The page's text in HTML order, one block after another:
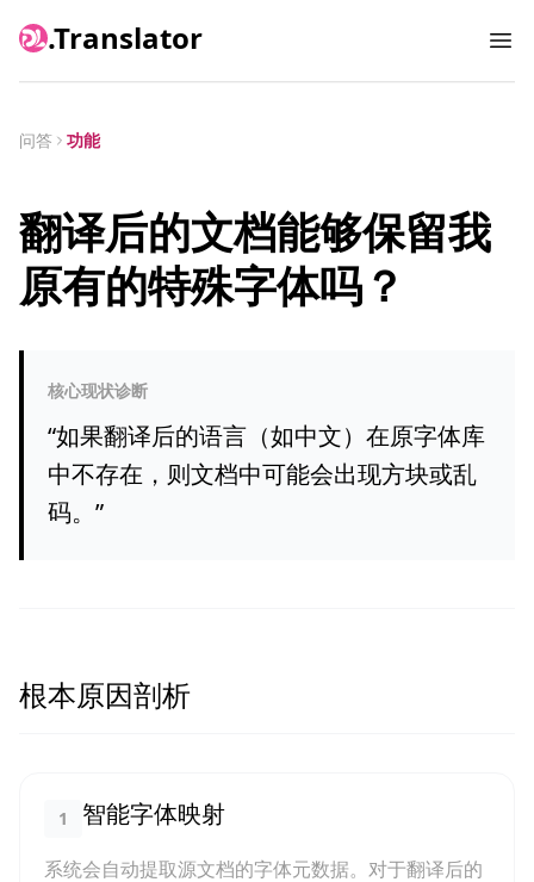
.Translator
问答 功能
翻译后的文档能够保留我
原有的特殊字体吗？
核心现状诊断
“如果翻译后的语言（如中文）在原字体库
中不存在，则文档中可能会出现方块或乱
码。 ”
根本原因剖析
1 智能字体映射
系统会自动提取源文档的字体元数据。对于翻译后的